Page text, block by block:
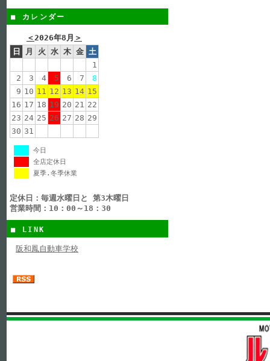
■ カレンダー
＜2026年8月 ＞
日
月 火 水 木 金 土
1
2
3 4 5 6 7
8
9 10 11 12 13 14 15
16 17 18 19 20 21 22
23 24 25 26 27 28 29
30 31
今日
全店定休日
夏季.冬季休業
定休日：毎週水曜日と 第3木曜日
営業時間：10：00～18：30
■ LINK
阪和鳳自動車学校